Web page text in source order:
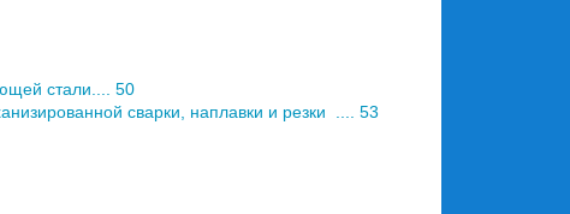
стали.... 50
сварки, наплавки и резки .... 53